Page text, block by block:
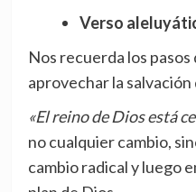
Verso
Nos recuerda los
aprovechar la
«El reino de Dios está
no cualquier cambio,
cambio radical y luego